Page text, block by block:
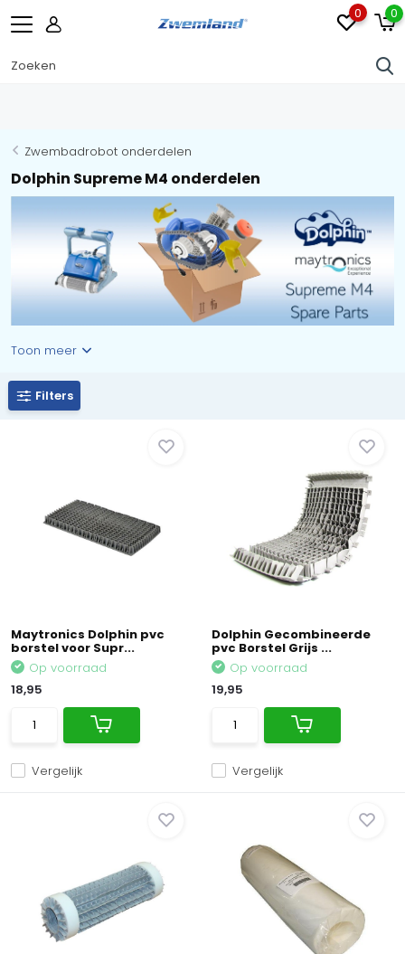
0 0
Zwembadrobot onderdelen
Dolphin Supreme M4 onderdelen
Toon meer
Filters
Maytronics Dolphin pvc
borstel voor Supr...
Vergelijk
Op voorraad
18,95
Dolphin Gecombineerde
pvc Borstel Grijs ...
Vergelijk
Op voorraad
19,95